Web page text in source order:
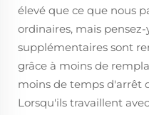
élevé que ce que nous
ordinaires, mais
supplémentaires sont
grâce à moins de
moins de temps d'arrêt
Lorsqu'ils travaillent